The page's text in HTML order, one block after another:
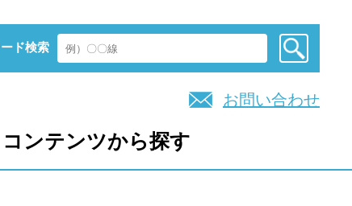
ド検索
お問い合わせ
コンテンツから探す